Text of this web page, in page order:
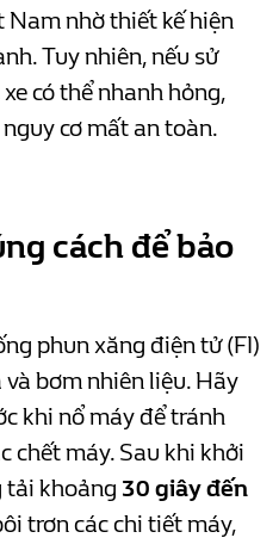
nhờ thiết kế hiện
Tuy nhiên, nếu sử
có thể nhanh hỏng,
cơ mất an toàn.
cách để bảo
phun xăng điện tử (FI)
bơm nhiên liệu. Hãy
khi nổ máy để tránh
chết máy. Sau khi khởi
tải khoảng 30 giây đến
trơn các chi tiết máy,